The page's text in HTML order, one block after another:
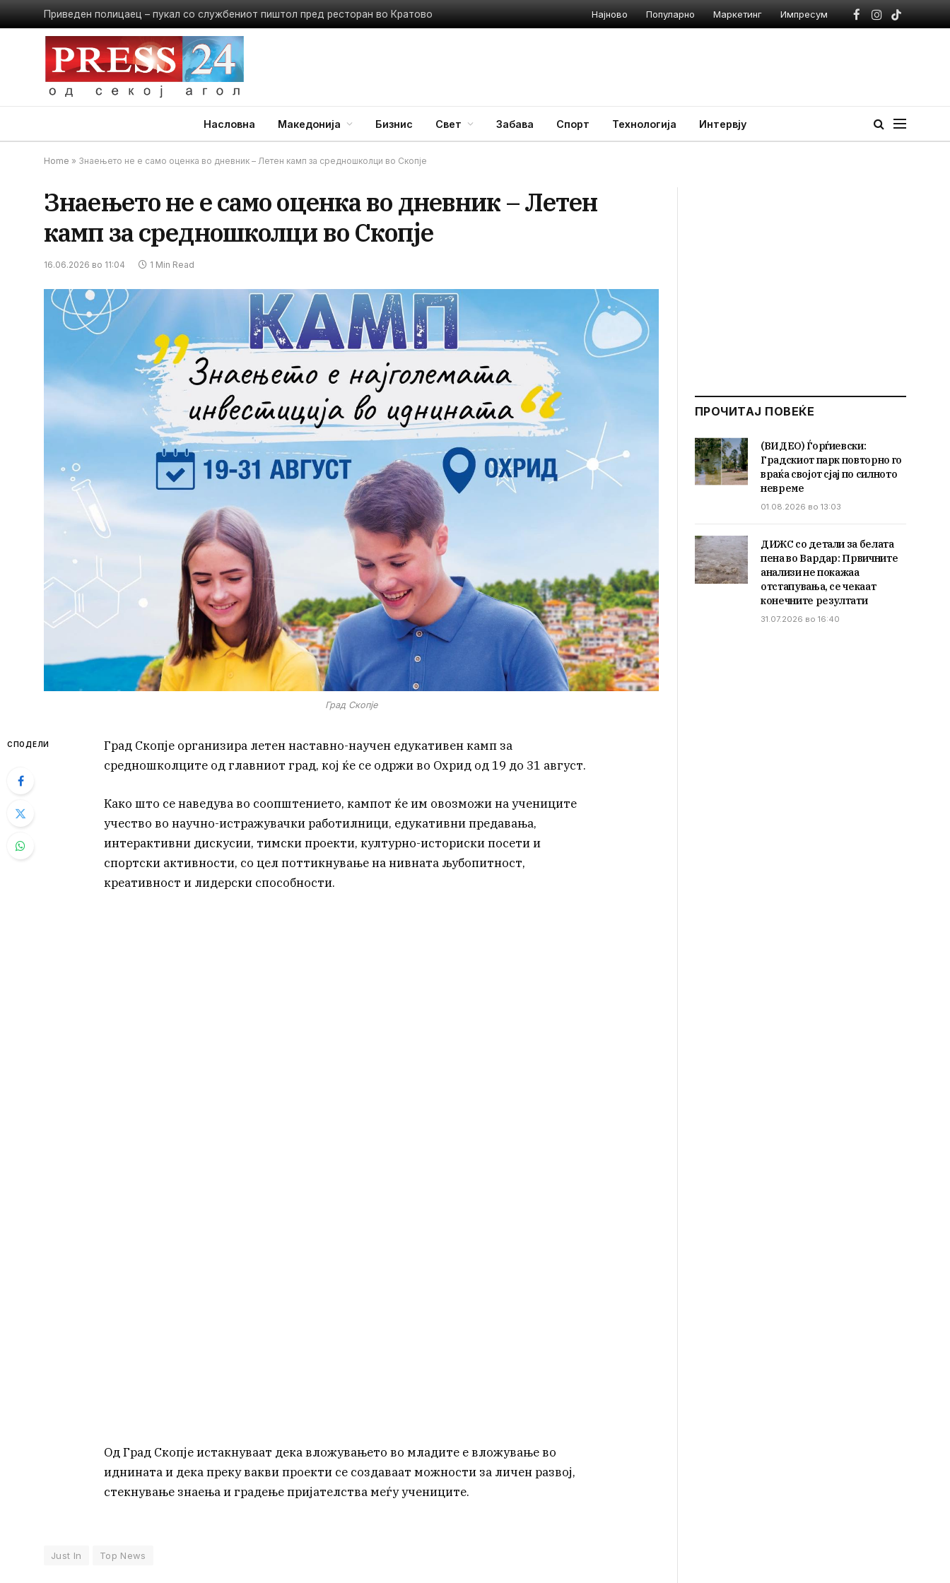
Приведен полицаец – пукал со службениот пиштол пред ресторан во Кратово Најново Популарно Маркетинг Импресум
Facebook
Instagram
TikTok
Насловна Македонија Бизнис Свет Забава Спорт Технологија Интервју
Home » Знаењето не е само оценка во дневник – Летен камп за средношколци во Скопје
Знаењето не е само оценка во дневник – Летен
камп за средношколци во Скопје
16.06.2026 во 11:04 1 Min Read
Град Скопје
СПОДЕЛИ
Град Скопје организира летен наставно-научен едукативен камп за
средношколците од главниот град, кој ќе се одржи во Охрид од 19 до 31 август.
Како што се наведува во соопштението, кампот ќе им овозможи на учениците
учество во научно-истражувачки работилници, едукативни предавања,
интерактивни дискусии, тимски проекти, културно-историски посети и
спортски активности, со цел поттикнување на нивната љубопитност,
креативност и лидерски способности.
Од Град Скопје истакнуваат дека вложувањето во младите е вложување во
иднината и дека преку вакви проекти се создаваат можности за личен развој,
стекнување знаења и градење пријателства меѓу учениците.
Just In Top News
ПРОЧИТАЈ ПОВЕЌЕ
(ВИДЕО) Ѓорѓиевски:
Градскиот парк повторно го
враќа својот сјај по силното
невреме
01.08.2026 во 13:03
ДИЖС со детали за белата
пена во Вардар: Првичните
анализи не покажаа
отстапувања, се чекаат
конечните резултати
31.07.2026 во 16:40